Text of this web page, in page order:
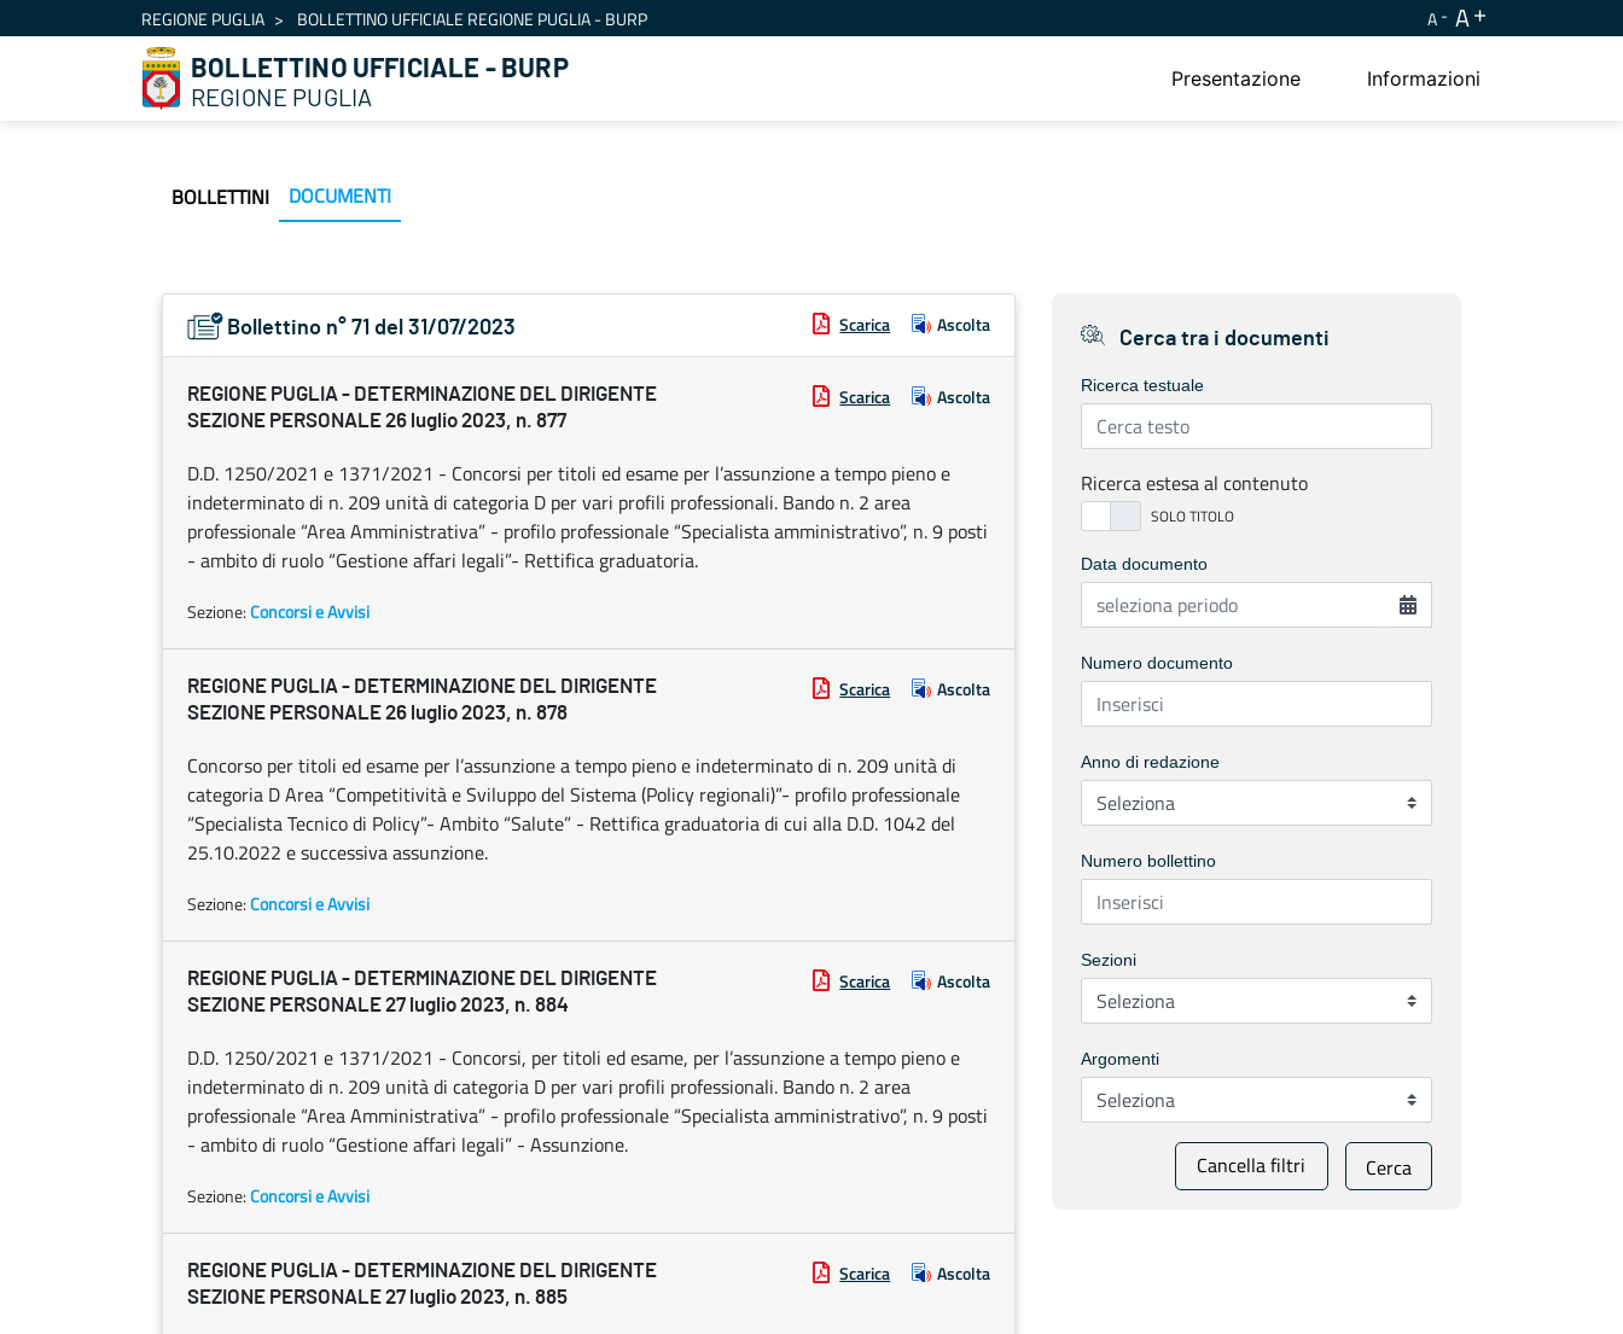
Skip to ContentREGIONE PUGLIA BOLLETTINO UFFICIALE REGIONE PUGLIA - BURP A A
BOLLETTINO UFFICIALE - BURP
REGIONE PUGLIA
Presentazione Informazioni
BOLLETTINI DOCUMENTI
Bollettino n° 71 del 31/07/2023 Scarica Ascolta
REGIONE PUGLIA - DETERMINAZIONE DEL DIRIGENTE
SEZIONE PERSONALE 26 luglio 2023, n. 877
Scarica Ascolta
D.D. 1250/2021 e 1371/2021 - Concorsi per titoli ed esame per l’assunzione a tempo pieno e
indeterminato di n. 209 unità di categoria D per vari profili professionali. Bando n. 2 area
professionale “Area Amministrativa” - profilo professionale “Specialista amministrativo”, n. 9 posti
- ambito di ruolo “Gestione affari legali”- Rettifica graduatoria.
Sezione:Concorsi e Avvisi
REGIONE PUGLIA - DETERMINAZIONE DEL DIRIGENTE
SEZIONE PERSONALE 26 luglio 2023, n. 878
Scarica Ascolta
Concorso per titoli ed esame per l’assunzione a tempo pieno e indeterminato di n. 209 unità di
categoria D Area “Competitività e Sviluppo del Sistema (Policy regionali)”- profilo professionale
“Specialista Tecnico di Policy”- Ambito “Salute” - Rettifica graduatoria di cui alla D.D. 1042 del
25.10.2022 e successiva assunzione.
Sezione:Concorsi e Avvisi
REGIONE PUGLIA - DETERMINAZIONE DEL DIRIGENTE
SEZIONE PERSONALE 27 luglio 2023, n. 884
Scarica Ascolta
D.D. 1250/2021 e 1371/2021 - Concorsi, per titoli ed esame, per l’assunzione a tempo pieno e
indeterminato di n. 209 unità di categoria D per vari profili professionali. Bando n. 2 area
professionale “Area Amministrativa” - profilo professionale “Specialista amministrativo”, n. 9 posti
- ambito di ruolo “Gestione affari legali” - Assunzione.
Sezione:Concorsi e Avvisi
REGIONE PUGLIA - DETERMINAZIONE DEL DIRIGENTE
SEZIONE PERSONALE 27 luglio 2023, n. 885
Scarica Ascolta
Cerca tra i documenti
Ricerca testuale
Ricerca estesa al contenuto
Data documento
Numero documento
Anno di redazione
Numero bollettino
Sezioni
Argomenti
Cancella filtri Cerca